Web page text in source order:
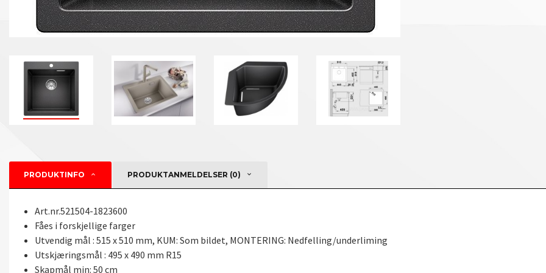
PRODUKTINFO PRODUKTANMELDELSER (0)
Art.nr.521504-1823600
Fåes i forskjellige farger
Utvendig mål : 515 x 510 mm, KUM: Som bildet, MONTERING: Nedfelling/underliming
Utskjæringsmål : 495 x 490 mm R15
Skapmål min: 50 cm